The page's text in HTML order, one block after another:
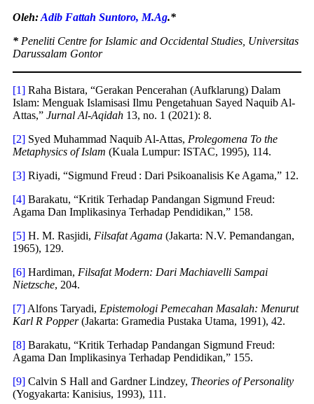
Oleh:Adib Fattah Suntoro, M.Ag.*
* Peneliti Centre for Islamic and Occidental Studies, Universitas
Darussalam Gontor
[1] Raha Bistara, “Gerakan Pencerahan (Aufklarung) Dalam
Islam: Menguak Islamisasi Ilmu Pengetahuan Sayed Naquib Al-
Attas,” Jurnal Al-Aqidah 13, no. 1 (2021): 8.
[2] Syed Muhammad Naquib Al-Attas, Prolegomena To the
Metaphysics of Islam (Kuala Lumpur: ISTAC, 1995), 114.
[3] Riyadi, “Sigmund Freud : Dari Psikoanalisis Ke Agama,” 12.
[4] Barakatu, “Kritik Terhadap Pandangan Sigmund Freud:
Agama Dan Implikasinya Terhadap Pendidikan,” 158.
[5] H. M. Rasjidi, Filsafat Agama (Jakarta: N.V. Pemandangan,
1965), 129.
[6] Hardiman, Filsafat Modern: Dari Machiavelli Sampai
Nietzsche, 204.
[7] Alfons Taryadi, Epistemologi Pemecahan Masalah: Menurut
Karl R Popper(Jakarta: Gramedia Pustaka Utama, 1991), 42.
[8] Barakatu, “Kritik Terhadap Pandangan Sigmund Freud:
Agama Dan Implikasinya Terhadap Pendidikan,” 155.
[9] Calvin S Hall and Gardner Lindzey, Theories of Personality
(Yogyakarta: Kanisius, 1993), 111.